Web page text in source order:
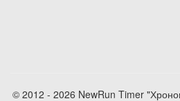
© 2012 - 2026 NewRun Timer